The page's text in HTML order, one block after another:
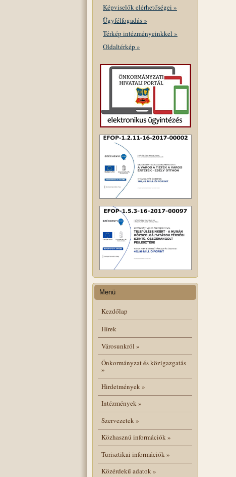
Képviselők elérhetőségei »
Ügyfélfogadás »
Térkép intézményeinkkel »
Oldaltérkép »
Menü
Kezdőlap
Hírek
Városunkról »
Önkormányzat és közigazgatás
»
Hirdetmények»
Intézmények»
Szervezetek»
Közhasznú információk»
Turisztikai információk»
Közérdekű adatok»